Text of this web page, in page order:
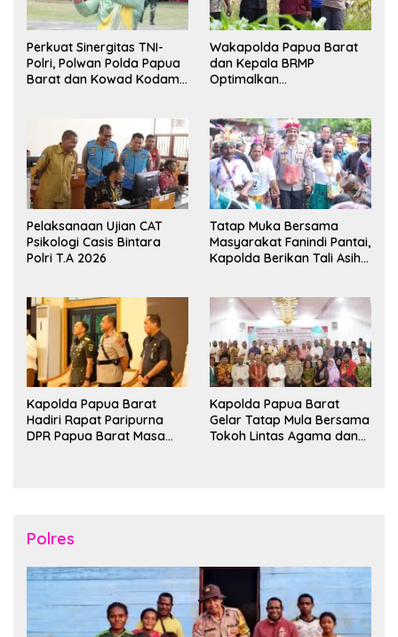
Perkuat Sinergitas TNI-
Polri, Polwan Polda Papua
Barat dan Kowad Kodam
Persahabatan
Wakapolda Papua Barat
dan Kepala BRMP
Optimalkan
Pangan Papua Barat
Pelaksanaan Ujian CAT
Psikologi Casis Bintara
Polri T.A 2026
Tatap Muka Bersama
Masyarakat Fanindi Pantai,
Kapolda Berikan Tali Asih
Kapolda Papua Barat
Hadiri Rapat Paripurna
DPR Papua Barat Masa
Kapolda Papua Barat
Gelar Tatap Mula Bersama
Tokoh Lintas Agama dan
Polres